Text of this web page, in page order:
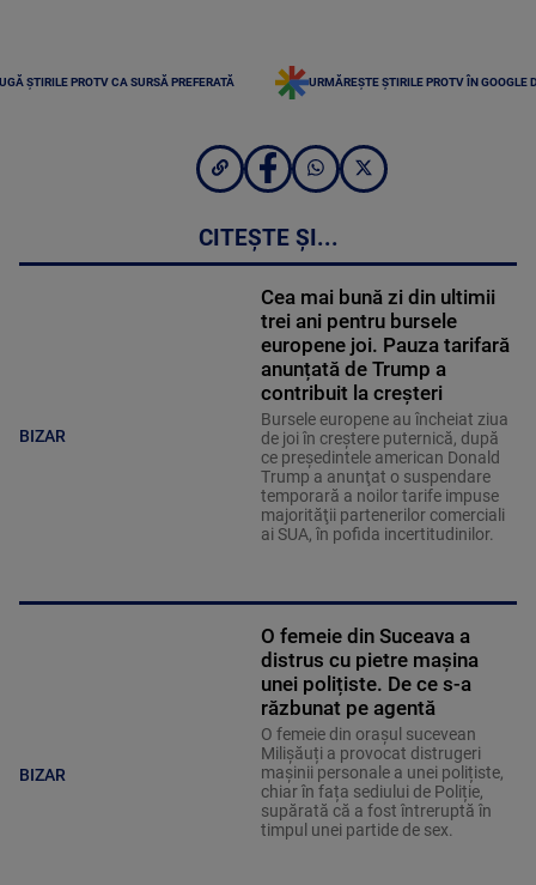
ȘTIRILE PROTV CA SURSĂ PREFERATĂ URMĂREȘTE ȘTIRILE PROTV ÎN GOOGLE
CITEȘTE ȘI...
BIZAR
Cea mai bună zi din ultimii
trei ani pentru bursele
europene joi. Pauza tarifară
anunțată de Trump a
contribuit la creșteri
Bursele europene au încheiat ziua
de joi în creştere puternică, după
ce preşedintele american Donald
Trump a anunţat o suspendare
temporară a noilor tarife impuse
majorităţii partenerilor comerciali
ai SUA, în pofida incertitudinilor.
BIZAR
O femeie din Suceava a
distrus cu pietre mașina
unei polițiste. De ce s-a
răzbunat pe agentă
O femeie din orașul sucevean
Milișăuți a provocat distrugeri
mașinii personale a unei polițiste,
chiar în fața sediului de Poliție,
supărată că a fost întreruptă în
timpul unei partide de sex.